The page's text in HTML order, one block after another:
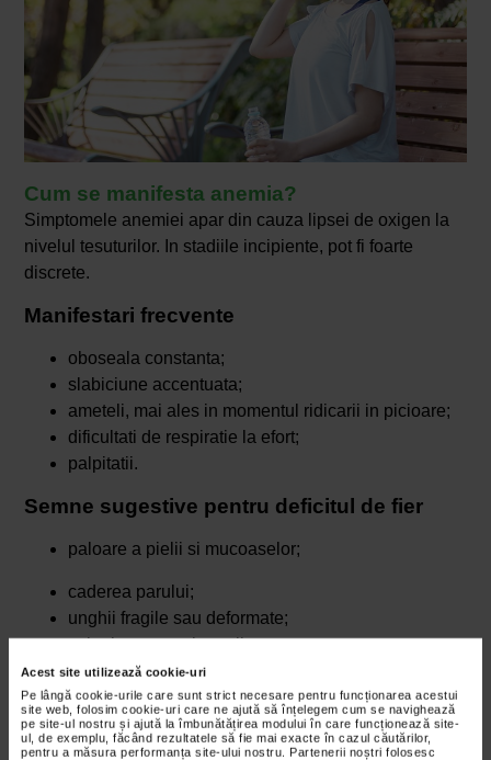
Acest site utilizează cookie-uri
Pe lângă cookie-urile care sunt strict necesare pentru funcționarea acestui
site web, folosim cookie-uri care ne ajută să înțelegem cum se navighează
pe site-ul nostru și ajută la îmbunătățirea modului în care funcționează site-
ul, de exemplu, făcând rezultatele să fie mai exacte în cazul căutărilor,
pentru a măsura performanța site-ului nostru. Partenerii noștri folosesc
Cum se manifesta anemia?
Simptomele anemiei apar din cauza lipsei de oxigen la
nivelul tesuturilor. In stadiile incipiente, pot fi foarte
discrete.
Manifestari frecvente
oboseala constanta;
slabiciune accentuata;
ameteli, mai ales in momentul ridicarii in picioare;
dificultati de respiratie la efort;
palpitatii.
Semne sugestive pentru deficitul de fier
paloare a pielii si mucoaselor;
caderea parului;
unghii fragile sau deformate;
colturi crapate ale gurii;
senzatia de limba arsa.
„Unele persoane dezvolta pofte neobisnuite, caz in care
vorbim despre asa-zisul sindrom Pica, cum ar fi dorinta